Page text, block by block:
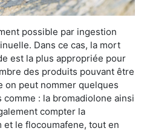
possible par ingestion
Dans ce cas, la mort
est la plus appropriée pour
des produits pouvant être
on peut nommer quelques
: la bromadiolone ainsi
compter la
le flocoumafene, tout en